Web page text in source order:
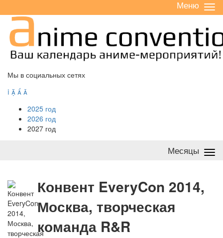
/
Меню
Мы в социальных сетях
   
2025 год
2026 год
2027 год
Месяцы
Конвент EveryCon 2014,
Москва, творческая
команда R&R